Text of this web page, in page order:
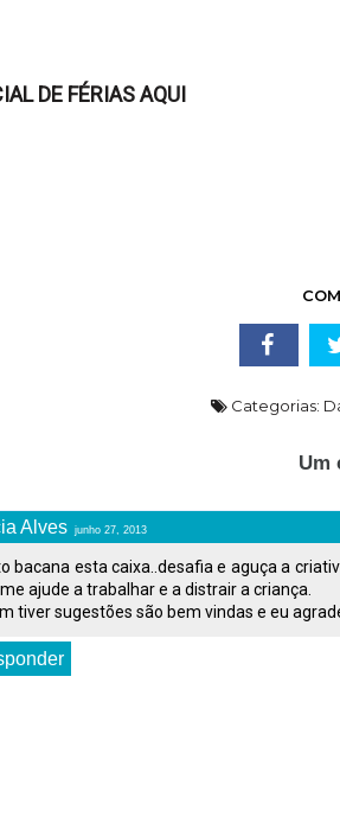
DE FÉRIAS AQUI
Categorias:
Um
Alves junho 27, 2013
bacana esta caixa..desafia e aguça a
ajude a trabalhar e a distrair a criança.
tiver sugestões são bem vindas e eu